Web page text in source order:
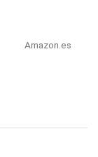
Amazon.es